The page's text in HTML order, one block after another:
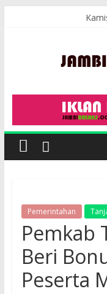
Pemerintahan
Pemkab
Beri
Peserta